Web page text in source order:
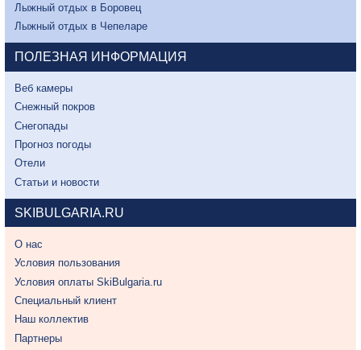
Лыжный отдых в Боровец
Лыжный отдых в Чепеларе
ПОЛЕЗНАЯ ИНФОРМАЦИЯ
Веб камеры
Снежный покров
Снегопады
Прогноз погоды
Отели
Статьи и новости
SKIBULGARIA.RU
О нас
Условия пользования
Условия оплаты SkiBulgaria.ru
Специальный клиент
Наш коллектив
Партнеры